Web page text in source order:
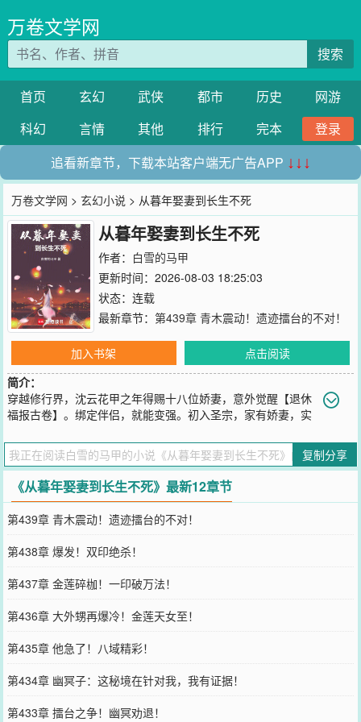
万卷文学网
搜索
首页 玄幻 武侠 都市 历史
网游
科幻
言情 其他 排行 完本
登录
追看新章节，下载本站客户端无广告APP ↓↓↓
万卷文学网 >玄幻小说 > 从暮年娶妻到长生不死
从暮年娶妻到长生不死
作者： 白雪的马甲
更新时间：2026-08-03 18:25:03
状态：连载
最新章节： 第439章 青木震动！遗迹擂台的不对！
加入书架
点击阅读
简介：
穿越修行界，沈云花甲之年得赐十八位娇妻，意外觉醒【退休
福报古卷】。绑定伴侣，就能变强。初入圣宗，家有娇妻，实
沈云本想一直躲在角落安静修仙，谁知不知不觉竟成了圣宗隐藏的战
力天花板。“真是害苦了我。”那只好……换个更强的上宗，继续苟。
直到某日，他忽觉自己挥手可倾覆一界，放眼诸天，竟再无抗手。沈
云沉默半晌，一脚踹碎房中“苟道”牌匾：“摊牌了，不装了。”……万古
皆寂，道祖临尘。脚踏妖魔，拳镇诸天。自此仙路重开，神话再启。
【已有同题材三百多万字精品老书，放心阅读。】
您要是觉得《
从暮年娶妻到长生不死
群和微博微信里的朋友推荐哦！
复制分享
《从暮年娶妻到长生不死》最新12章节
第439章 青木震动！遗迹擂台的不对！
第438章 爆发！双印绝杀！
第437章 金莲碎枷！一印破万法！
第436章 大外甥再爆冷！金莲天女至！
第435章 他急了！八域精彩！
第434章 幽冥子：这秘境在针对我，我有证据！
第433章 擂台之争！幽冥劝退！